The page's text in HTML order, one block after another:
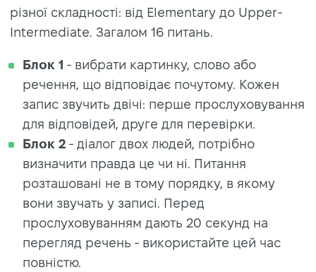
різної складності: від Elementary до Upper-
Intermediate. Загалом 16 питань.
Блок 1 - вибрати картинку, слово або
речення, що відповідає почутому. Кожен
запис звучить двічі: перше прослуховування
для відповідей, друге для перевірки.
Блок 2 - діалог двох людей, потрібно
визначити правда це чи ні. Питання
розташовані не в тому порядку, в якому
вони звучать у записі. Перед
прослуховуванням дають 20 секунд на
перегляд речень - використайте цей час
повністю.